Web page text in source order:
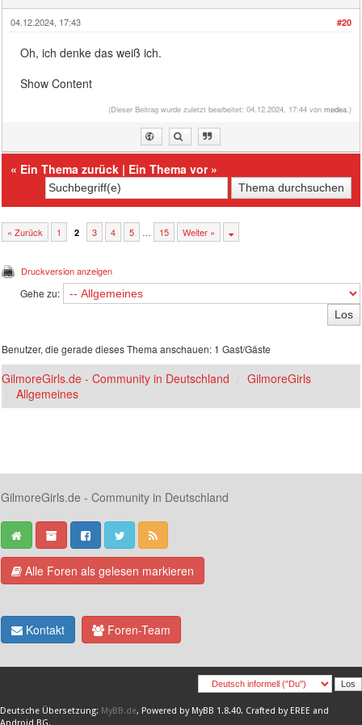
#20
04.12.2024, 17:43
Oh, ich denke das weiß ich.
Show Content
(Dieser Beitrag wurde zuletzt bearbeitet: 04.12.2024, 17:44 von medea.)
« Ein Thema zurück | Ein Thema vor»
« Zurück 1 2 3 4 5 … 15 Weiter »
Druckversion anzeigen
Gehe zu:
Benutzer, die gerade dieses Thema anschauen: 1 Gast/Gäste
GilmoreGirls.de - Community in Deutschland
GilmoreGirls
Allgemeines
GilmoreGirls.de - Community in Deutschland
Alle Foren als gelesen markieren
Kontakt Foren-Team
Deutsche Übersetzung: MyBB.de, Powered by MyBB 1.8.40. Crafted by EREE and